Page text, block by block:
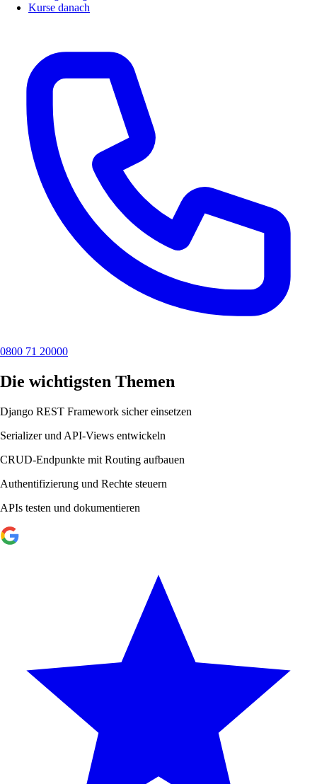
Kurse danach
0800 71 20000
Die wichtigsten Themen
Django REST Framework sicher einsetzen
Serializer und API-Views entwickeln
CRUD-Endpunkte mit Routing aufbauen
Authentifizierung und Rechte steuern
APIs testen und dokumentieren